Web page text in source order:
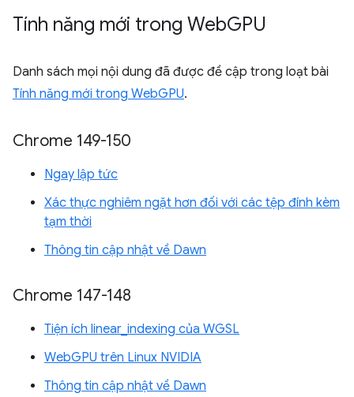
Tính năng mới trong WebGPU
Danh sách mọi nội dung đã được đề cập trong loạt bài
Tính năng mới trong WebGPU.
Chrome 149-150
Ngay lập tức
Xác thực nghiêm ngặt hơn đối với các tệp đính kèm
tạm thời
Thông tin cập nhật về Dawn
Chrome 147-148
Tiện ích linear_indexing của WGSL
WebGPU trên Linux NVIDIA
Thông tin cập nhật về Dawn